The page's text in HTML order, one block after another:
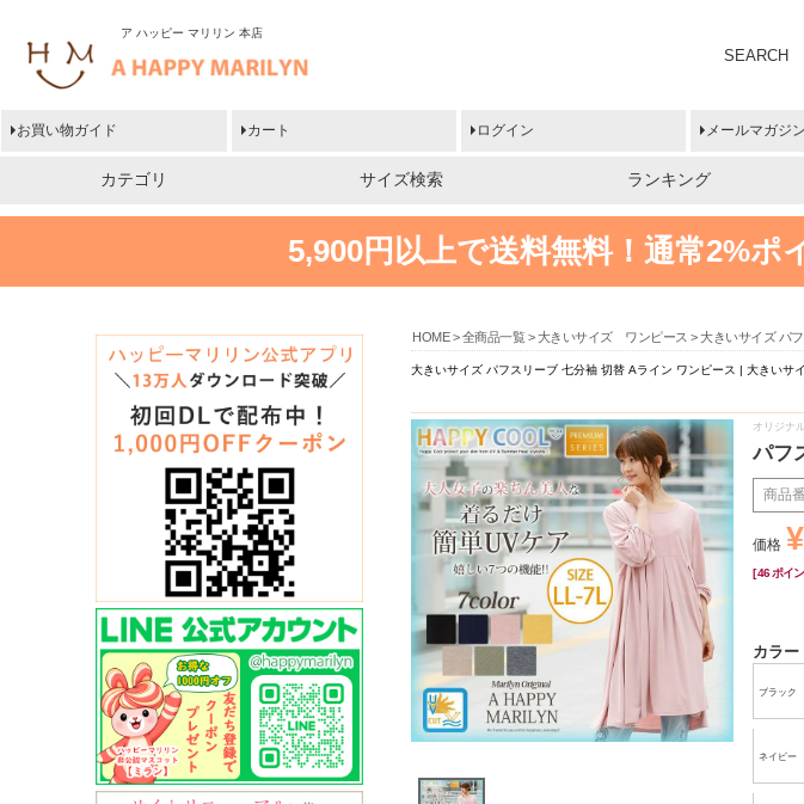
ア ハッピー マリリン 本店
SEARCH
お買い物ガイド カート ログイン メールマガジン
カテゴリ サイズ検索 ランキング
5,900円以上で送料無料！ 通常2%ポ
HOME 全商品一覧 大きいサイズ ワンピース 大きいサイズ パ
大きいサイズ パフスリーブ 七分袖 切替 Aライン ワンピース | 大きいサ
オリジナ
パフ
商品
価格 ¥
[46 ポイ
カラー
ブラック
ネイビー